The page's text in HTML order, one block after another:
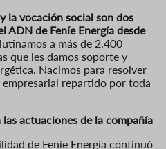
la vocación social son dos
ADN de Feníe Energía desde
a más de 2.400
que les damos soporte y
Nacimos para resolver
repartido por toda
actuaciones de la compañía
de Feníe Energía continuó